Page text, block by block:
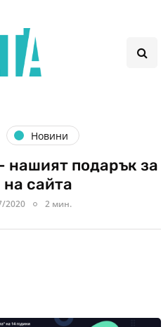
Новини
нашият подарък за
сайта
2020 2 мин.